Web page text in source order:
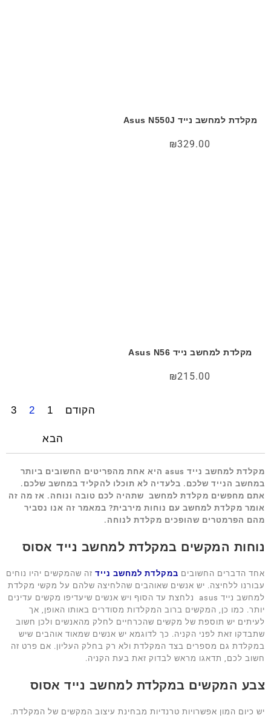
מקלדת למחשב נייד Asus N550J
₪329.00
מקלדת למחשב נייד Asus N56
₪215.00
הקודם 1
2
3
הבא
מקלדת למחשב נייד asus היא אחת מהפריטים החשובים ביותר
במחשב הנייד שלכם. בלעדיה לא תוכלו להקליד במחשב שלכם.
אתם מחפשים מקלדת למחשב שתהיה לכם טובה ונוחה. אז מה זה
אומר מקלדת למחשב עם נוחות מירבית? במאמר זה אנו נסביר
מהם הפרמטרים שהופכים מקלדת לנוחה.
נוחות המקשים במקלדת למחשב נייד אסוס
אחד הדברים החשובים במקלדת למחשב נייד זה שהמקשים יהיו נוחים
עבורנו ללחיצה. יש אנשים שאוהבים שהלחיצה שלהם על מקשי מקלדת
למחשב נייד asus נלחצת עד הסוף ויש אנשים שיעדיפו מקשים עדינים
יותר. כמו כן, המקשים ברוב המקלדות מסודרים באותו האופן, אך
לעיתים יש תוספת של מקשים שהכרחיים לחלק מהאנשים ולכן חשוב
שתבדקו זאת לפני הקניה. כך לדוגמא יש אנשים שמאוד אוהבים שיש
במקלדת גם מספרים בצד המקלדת ולא רק בחלק העליון. אם פרט זה
חשוב לכם, תדאגו מראש לבדוק זאת בעת הקניה.
צבע המקשים במקלדת למחשב נייד אסוס
יש כיום המון אפשרויות טרנדיות מבחינת עיצוב המקשים של המקלדת.